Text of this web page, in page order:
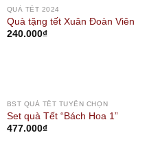
QUÀ TẾT 2024
Quà tặng tết Xuân Đoàn Viên
240.000₫
BST QUÀ TẾT TUYỂN CHỌN
Set quà Tết “Bách Hoa 1”
477.000₫